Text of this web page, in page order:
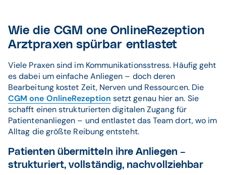
Wie die CGM one OnlineRezeption
Arztpraxen spürbar entlastet
Viele Praxen sind im Kommunikationsstress. Häufig geht
es dabei um einfache Anliegen – doch deren
Bearbeitung kostet Zeit, Nerven und Ressourcen. Die
CGM one OnlineRezeption setzt genau hier an. Sie
schafft einen strukturierten digitalen Zugang für
Patientenanliegen – und entlastet das Team dort, wo im
Alltag die größte Reibung entsteht.
Patienten übermitteln ihre Anliegen –
strukturiert, vollständig, nachvollziehbar